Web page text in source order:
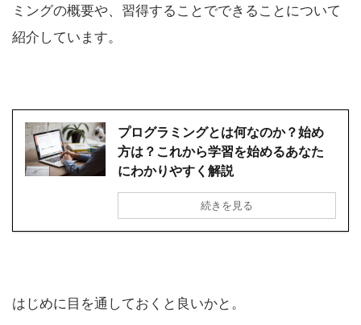
ミングの概要や、習得することでできることについて
紹介しています。
プログラミングとは何なのか？始め
方は？これから学習を始めるあなた
にわかりやすく解説
続きを見る
はじめに目を通しておくと良いかと。